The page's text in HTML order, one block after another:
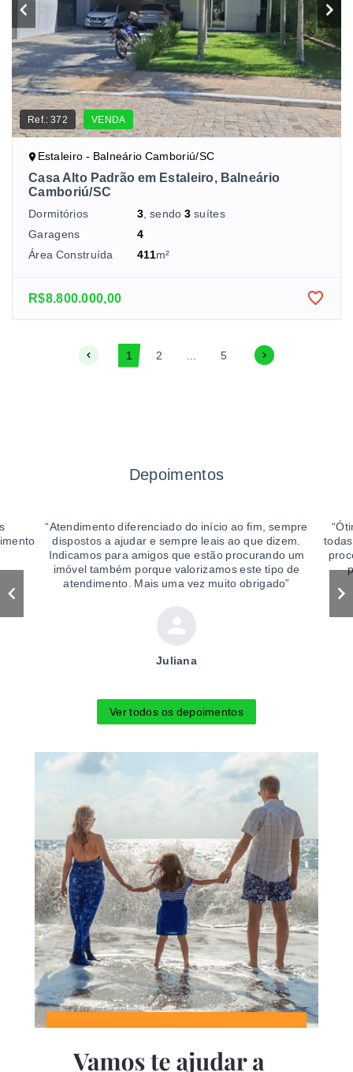
Ref.:372 VENDA
Estaleiro - Balneário Camboriú/SC
Casa Alto Padrão em Estaleiro, Balneário
Camboriú/SC
Dormitórios 3, sendo3 suítes
Garagens
4
Área Construída
411m²
R$8.800.000,00
1 2 5
Depoimentos
“Atendimento diferenciado do início ao fim, sempre
dispostos a ajudar e sempre leais ao que dizem.
Indicamos para amigos que estão procurando um
imóvel também porque valorizamos este tipo de
atendimento. Mais uma vez muito obrigado”
Juliana
“
Ver todos os depoimentos